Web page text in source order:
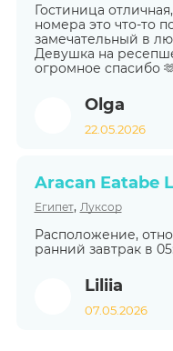
Гостиница
номера это что-то
замечательный в
Девушка на
огромное спасибо
Olga
22.05.2026
Aracan Eatabe
Египет, Луксор
Расположение,
ранний завтрак в
Liliia
07.05.2026